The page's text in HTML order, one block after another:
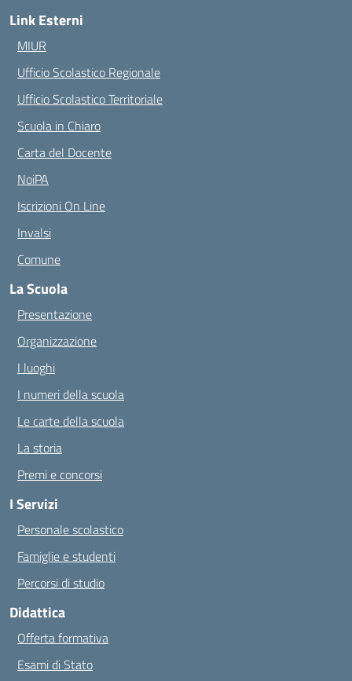
Link Esterni
MIUR
Ufficio Scolastico Regionale
Ufficio Scolastico Territoriale
Scuola in Chiaro
Carta del Docente
NoiPA
Iscrizioni On Line
Invalsi
Comune
La Scuola
Presentazione
Organizzazione
I luoghi
I numeri della scuola
Le carte della scuola
La storia
Premi e concorsi
I Servizi
Personale scolastico
Famiglie e studenti
Percorsi di studio
Didattica
Offerta formativa
Esami di Stato